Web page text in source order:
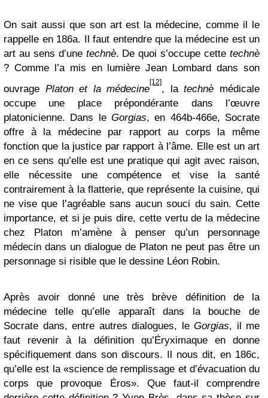
On sait aussi que son art est la médecine, comme il le
rappelle en 186a. Il faut entendre que la médecine est un
art au sens d’une technè. De quoi s’occupe cettetechnè
? Comme l’a mis en lumière Jean Lombard dans son
ouvrage Platon et la médecine
[12]
, latechnè médicale
occupe une place prépondérante dans l’œuvre
platonicienne. Dans le Gorgias, en 464b-466e, Socrate
offre à la médecine par rapport au corps la même
fonction que la justice par rapport à l’âme. Elle est un art
en ce sens qu’elle est une pratique qui agit avec raison,
elle nécessite une compétence et vise la santé
contrairement à la flatterie, que représente la cuisine, qui
ne vise que l’agréable sans aucun souci du sain. Cette
importance, et si je puis dire, cette vertu de la médecine
chez Platon m’amène à penser qu’un personnage
médecin dans un dialogue de Platon ne peut pas être un
personnage si risible que le dessine Léon Robin.
Après avoir donné une très brève définition de la
médecine telle qu’elle apparaît dans la bouche de
Socrate dans, entre autres dialogues, le Gorgias, il me
faut revenir à la définition qu’Éryximaque en donne
spécifiquement dans son discours. Il nous dit, en 186c,
qu’elle est la «science de remplissage et d’évacuation du
corps que provoque Éros». Que faut-il comprendre